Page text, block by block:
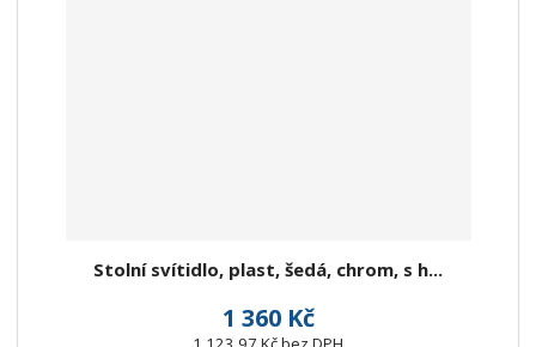
Stolní svítidlo, plast, šedá, chrom, s h...
1 360 Kč